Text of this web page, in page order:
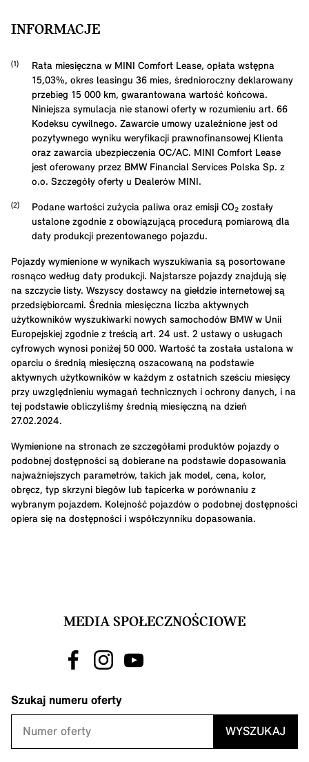
INFORMACJE
Rata miesięczna w MINI Comfort Lease, opłata wstępna
15,03%, okres leasingu 36 mies, średnioroczny deklarowany
przebieg 15 000 km, gwarantowana wartość końcowa.
Niniejsza symulacja nie stanowi oferty w rozumieniu art. 66
Kodeksu cywilnego. Zawarcie umowy uzależnione jest od
pozytywnego wyniku weryfikacji prawnofinansowej Klienta
oraz zawarcia ubezpieczenia OC/AC. MINI Comfort Lease
jest oferowany przez BMW Financial Services Polska Sp. z
o.o. Szczegóły oferty u Dealerów MINI.
Podane wartości zużycia paliwa oraz emisji CO₂ zostały
ustalone zgodnie z obowiązującą procedurą pomiarową dla
daty produkcji prezentowanego pojazdu.
Pojazdy wymienione w wynikach wyszukiwania są posortowane
rosnąco według daty produkcji. Najstarsze pojazdy znajdują się
na szczycie listy. Wszyscy dostawcy na giełdzie internetowej są
przedsiębiorcami. Średnia miesięczna liczba aktywnych
użytkowników wyszukiwarki nowych samochodów BMW w Unii
Europejskiej zgodnie z treścią art. 24 ust. 2 ustawy o usługach
cyfrowych wynosi poniżej 50 000. Wartość ta została ustalona w
oparciu o średnią miesięczną oszacowaną na podstawie
aktywnych użytkowników w każdym z ostatnich sześciu miesięcy
przy uwzględnieniu wymagań technicznych i ochrony danych, i na
tej podstawie obliczyliśmy średnią miesięczną na dzień
27.02.2024.
Wymienione na stronach ze szczegółami produktów pojazdy o
podobnej dostępności są dobierane na podstawie dopasowania
najważniejszych parametrów, takich jak model, cena, kolor,
obręcz, typ skrzyni biegów lub tapicerka w porównaniu z
wybranym pojazdem. Kolejność pojazdów o podobnej dostępności
opiera się na dostępności i współczynniku dopasowania.
MEDIA SPOŁECZNOŚCIOWE
Szukaj numeru oferty
WYSZUKAJ